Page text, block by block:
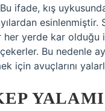
ifade, kış
esinlenmiştir.
her yerde kar olduğu
Bu nedenle
için avuçlarını